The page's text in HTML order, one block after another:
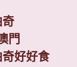
奇
門
好好食